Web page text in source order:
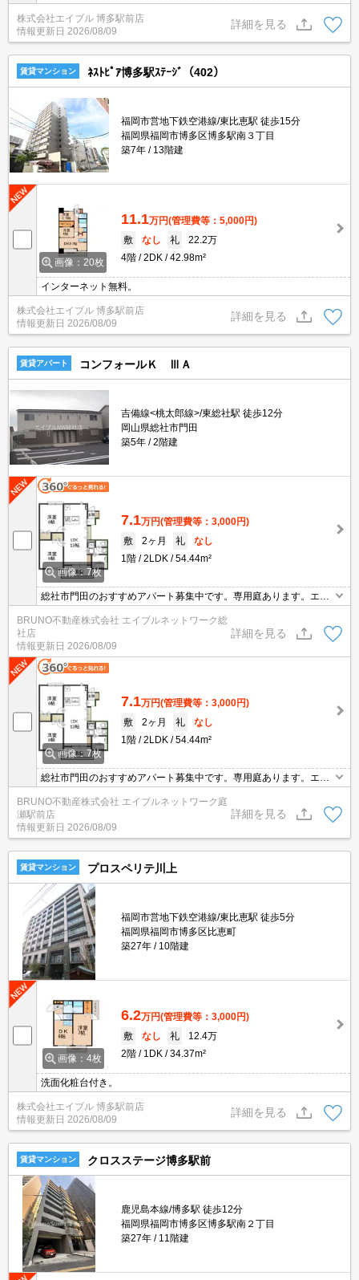
の場合、家賃3,000円・礼金1ヵ月増。
株式会社エイブル 博多駅前店
情報更新日 2026/08/09
詳細を見る
賃貸マンション ﾈｽﾄﾋﾟｱ博多駅ｽﾃｰｼﾞ（402）
福岡市営地下鉄空港線/東比恵駅 徒歩15分
福岡県福岡市博多区博多駅南３丁目
築7年
13階建
画像：20枚
11.1万円(管理費等：5,000円)
敷
なし 礼
22.2万
4階
2DK 42.98m²
インターネット無料。
株式会社エイブル 博多駅前店
情報更新日 2026/08/09
詳細を見る
賃貸アパート コンフォールＫ ⅢＡ
吉備線<桃太郎線>/東総社駅 徒歩12分
岡山県総社市門田
築5年
2階建
画像：7枚
7.1万円(管理費等：3,000円)
敷
2ヶ月 礼
なし
1階
2LDK 54.44m²
総社市門田のおすすめアパート募集中です。専用庭あります。エア
コン付き。システムキッチン。浴室乾燥機付きのため雨の日も洗濯
物を乾かせます。便利な追い焚き機能付きバス、温水洗浄便座付
BRUNO不動産株式会社 エイブルネットワーク総
社店
情報更新日 2026/08/09
詳細を見る
画像：7枚
7.1万円(管理費等：3,000円)
敷
2ヶ月 礼
なし
1階
2LDK 54.44m²
総社市門田のおすすめアパート募集中です。専用庭あります。エア
コン付き。システムキッチン。浴室乾燥機付きのため雨の日も洗濯
物を乾かせます。便利な追い焚き機能付きバス、温水洗浄便座付
き、お気軽にお問い合わせください。
BRUNO不動産株式会社 エイブルネットワーク庭
瀬駅前店
情報更新日 2026/08/09
詳細を見る
賃貸マンション プロスペリテ川上
福岡市営地下鉄空港線/東比恵駅 徒歩5分
福岡県福岡市博多区比恵町
築27年
10階建
画像：4枚
6.2万円(管理費等：3,000円)
敷
なし 礼
12.4万
2階
1DK 34.37m²
洗面化粧台付き。
株式会社エイブル 博多駅前店
情報更新日 2026/08/09
詳細を見る
賃貸マンション クロスステージ博多駅前
鹿児島本線/博多駅 徒歩12分
福岡県福岡市博多区博多駅南２丁目
築27年
11階建